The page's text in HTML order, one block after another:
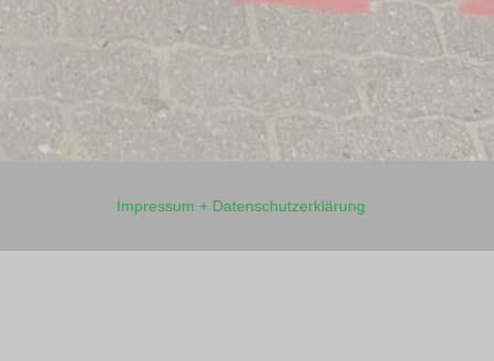
Impressum + Datenschutzerklärung